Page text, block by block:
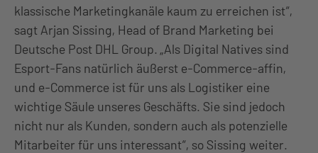
klassische Marketingkanäle kaum zu erreichen ist“,
sagt Arjan Sissing, Head of Brand Marketing bei
Deutsche Post DHL Group. „Als Digital Natives sind
Esport-Fans natürlich äußerst e-Commerce-affin,
und e-Commerce ist für uns als Logistiker eine
wichtige Säule unseres Geschäfts. Sie sind jedoch
nicht nur als Kunden, sondern auch als potenzielle
Mitarbeiter für uns interessant“, so Sissing weiter.